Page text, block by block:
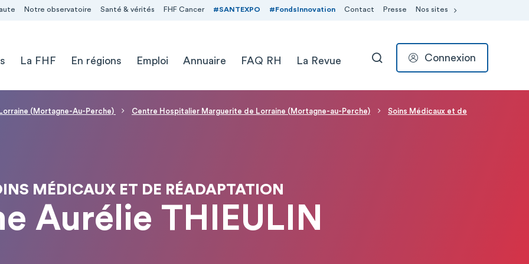
Notre observatoire Santé & vérités FHF Cancer #SANTEXPO #FondsInnovation Contact Presse Nos sites
La FHF En régions Emploi Annuaire FAQ RH La Revue RECHERCHER
Connexion
(Mortagne-Au-Perche) Centre Hospitalier Marguerite de Lorraine (Mortagne-au-Perche)
Soins Médicaux et de
MÉDICAUX ET DE RÉADAPTATION
Aurélie THIEULIN